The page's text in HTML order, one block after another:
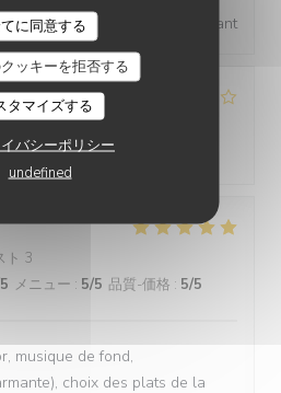
に同意する
ッキーを拒否する
タマイズする
バシーポリシー
undefined
aimable. repas excellant
メニュー:4/5 品質-価格
ト 3
メニュー : 5/5 品質-価格 : 5/5
musique de fond,
choix des plats de la